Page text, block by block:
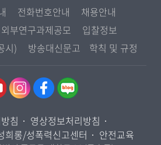
대구경북지역대학
인천지역대학
광주전남지역대학
울산지역대학
경기지역대학
강원지역대학
충북지역대학
진로심리상담
교육정보화본부
국립대학육성사업
전화번호안내
채용안내
외부연구과제공모
입찰정보
시)
방송대신문고 학칙 및 규정
침
영상정보처리방침
희롱/성폭력신고센터 안전교육